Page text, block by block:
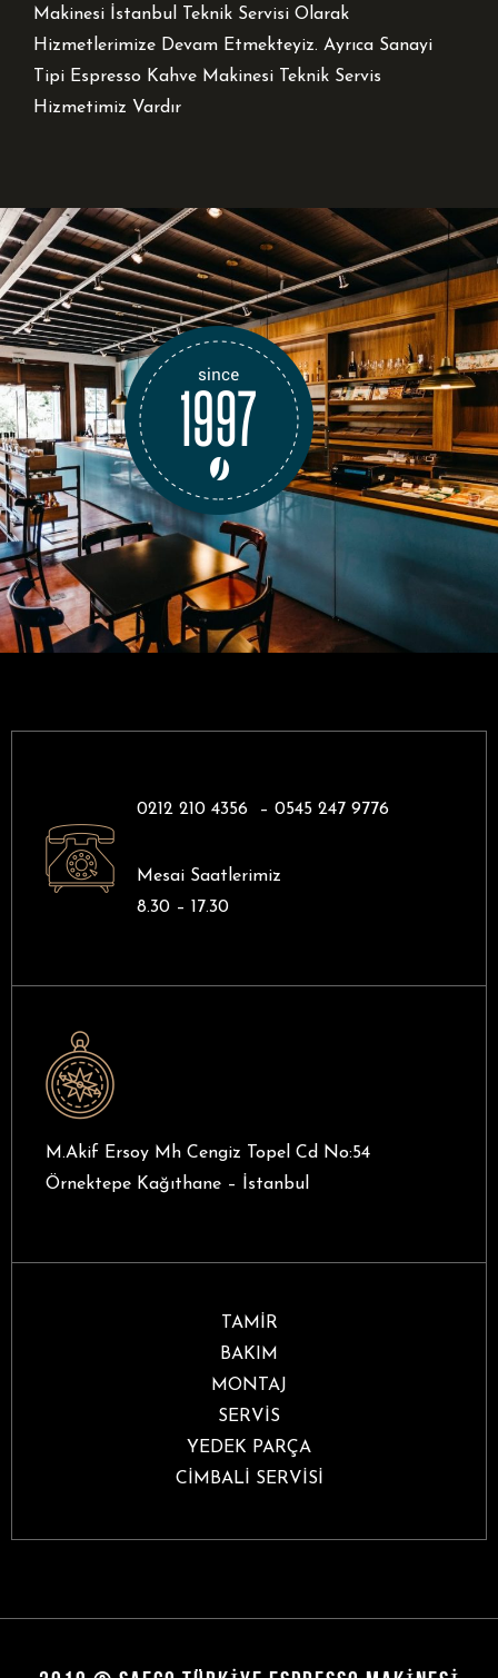
Makinesi İstanbul Teknik Servisi Olarak
Hizmetlerimize Devam Etmekteyiz. Ayrıca Sanayi
Tipi Espresso Kahve Makinesi Teknik Servis
Hizmetimiz Vardır
0212 210 4356 – 0545 247 9776
Mesai Saatlerimiz
8.30 – 17.30
M.Akif Ersoy Mh Cengiz Topel Cd No:54
Örnektepe Kağıthane – İstanbul
TAMİR
BAKIM
MONTAJ
SERVİS
YEDEK PARÇA
CİMBALİ SERVİSİ